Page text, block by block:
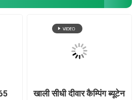
खाली सीधी दीवार कैम्पिंग ब्यूटेन